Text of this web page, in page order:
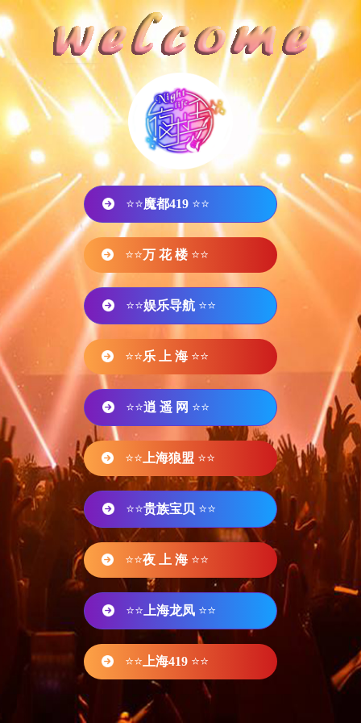
⭐⭐魔都419 ⭐⭐
⭐⭐万 花 楼 ⭐⭐
⭐⭐娱乐导航 ⭐⭐
⭐⭐乐 上 海 ⭐⭐
⭐⭐逍 遥 网 ⭐⭐
⭐⭐ 上海狼盟 ⭐⭐
⭐⭐贵族宝贝 ⭐⭐
⭐⭐夜 上 海 ⭐⭐
⭐⭐ 上海龙凤 ⭐⭐
⭐⭐ 上海419 ⭐⭐